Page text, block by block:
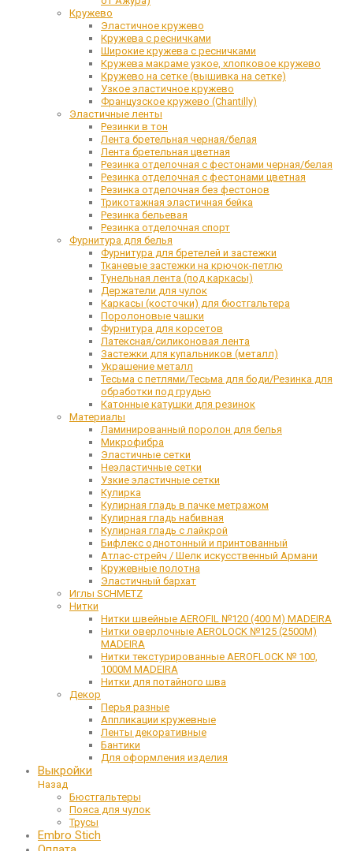
Кружево
Эластичное кружево
Кружева с ресничками
Широкие кружева с ресничками
Кружева макраме узкое, хлопковое кружево
Кружево на сетке (вышивка на сетке)
Узкое эластичное кружево
Французское кружево (Chantilly)
Эластичные ленты
Резинки в тон
Лента бретельная черная/белая
Лента бретельная цветная
Резинка отделочная с фестонами черная/белая
Резинка отделочная с фестонами цветная
Резинка отделочная без фестонов
Трикотажная эластичная бейка
Резинка бельевая
Резинка отделочная спорт
Фурнитура для белья
Фурнитура для бретелей и застежки
Тканевые застежки на крючок-петлю
Тунельная лента (под каркасы)
Держатели для чулок
Каркасы (косточки) для бюстгальтера
Поролоновые чашки
Фурнитура для корсетов
Латексная/силиконовая лента
Застежки для купальников (металл)
Украшение металл
Тесьма с петлями/Тесьма для боди/Резинка для
обработки под грудью
Катонные катушки для резинок
Материалы
Ламинированный поролон для белья
Микрофибра
Эластичные сетки
Неэластичные сетки
Узкие эластичные сетки
Кулирка
Кулирная гладь в пачке метражом
Кулирная гладь набивная
Кулирная гладь с лайкрой
Бифлекс однотонный и принтованный
Атлас-стрейч / Шелк искусственный Армани
Кружевные полотна
Эластичный бархат
Иглы SCHMETZ
Нитки
Нитки швейные AEROFIL №120 (400 М) MADEIRA
Нитки оверлочные AEROLOCK №125 (2500М)
MADEIRA
Нитки текстурированные AEROFLOCK № 100,
1000М MADEIRA
Нитки для потайного шва
Декор
Перья разные
Аппликации кружевные
Ленты декоративные
Бантики
Для оформления изделия
Выкройки
Назад
Бюстгальтеры
Пояса для чулок
Трусы
Embro Stich